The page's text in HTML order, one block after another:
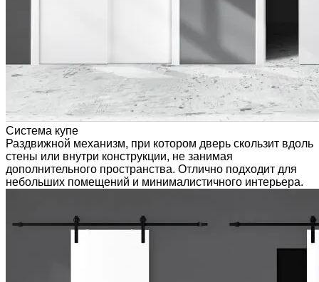
Система купе
Раздвижной механизм, при котором дверь скользит вдоль
стены или внутри конструкции, не занимая
дополнительного пространства. Отлично подходит для
небольших помещений и минималистичного интерьера.